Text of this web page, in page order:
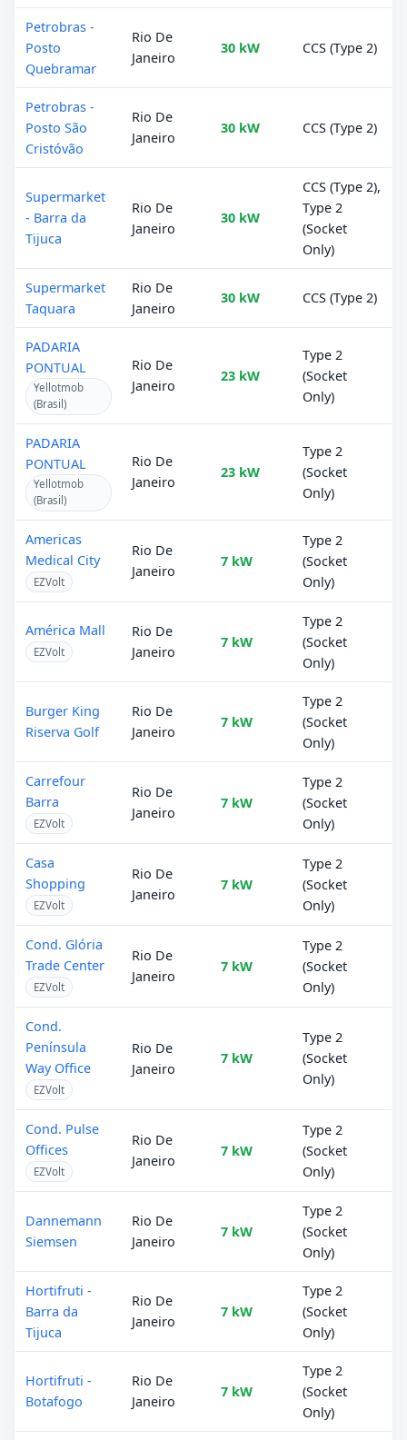
Petrobras -
Posto
Quebramar
Rio De
Janeiro
30 kW CCS (Type 2)
Petrobras -
Posto São
Cristóvão
Rio De
Janeiro
30 kW CCS (Type 2)
Supermarket
- Barra da
Tijuca
Rio De
Janeiro
30 kW
CCS (Type 2),
Type 2
(Socket
Only)
Supermarket
Taquara
Rio De
Janeiro
30 kW CCS (Type 2)
PADARIA
PONTUAL
Yellotmob
(Brasil)
Rio De
Janeiro
23 kW
Type 2
(Socket
Only)
PADARIA
PONTUAL
Yellotmob
(Brasil)
Rio De
Janeiro
23 kW
Type 2
(Socket
Only)
Americas
Medical City
EZVolt
Rio De
Janeiro
7 kW
Type 2
(Socket
Only)
América Mall
EZVolt
Rio De
Janeiro
7 kW
Type 2
(Socket
Only)
Burger King
Riserva Golf
Rio De
Janeiro
7 kW
Type 2
(Socket
Only)
Carrefour
Barra
EZVolt
Rio De
Janeiro
7 kW
Type 2
(Socket
Only)
Casa
Shopping
EZVolt
Rio De
Janeiro
7 kW
Type 2
(Socket
Only)
Cond. Glória
Trade Center
EZVolt
Rio De
Janeiro
7 kW
Type 2
(Socket
Only)
Cond.
Península
Way Office
EZVolt
Rio De
Janeiro
7 kW
Type 2
(Socket
Only)
Cond. Pulse
Offices
EZVolt
Rio De
Janeiro
7 kW
Type 2
(Socket
Only)
Dannemann
Siemsen
Rio De
Janeiro
7 kW
Type 2
(Socket
Only)
Hortifruti -
Barra da
Tijuca
Rio De
Janeiro
7 kW
Type 2
(Socket
Only)
Hortifruti -
Botafogo
Rio De
Janeiro
7 kW
Type 2
(Socket
Only)